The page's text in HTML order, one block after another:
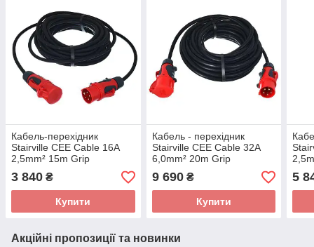
Кабель-перехідник
Stairville CEE Cable 16A
2,5mm² 15m Grip
3 840 ₴
Купити
Кабель - перехідник
Stairville CEE Cable 32A
6,0mm² 20m Grip
9 690₴
Купити
5
Акційні пропозиції та новинки